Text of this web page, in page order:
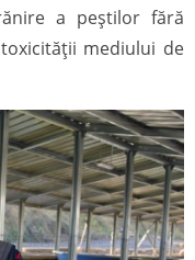
a peştilor fără
mediului de